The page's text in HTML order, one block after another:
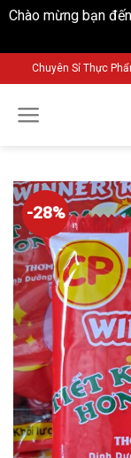
Chào mừng bạn
to
content
Chuyên Sỉ Thực
-28%